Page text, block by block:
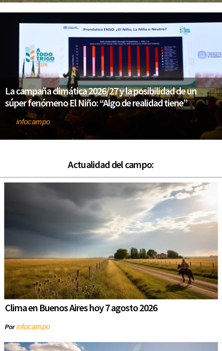
La campaña climática 2026/27 y la posibilidad de un
súper fenómeno El Niño: “Algo de realidad tiene”
Por infocampo
Actualidad del campo:
Clima en Buenos Aires hoy 7 agosto 2026
Porinfocampo